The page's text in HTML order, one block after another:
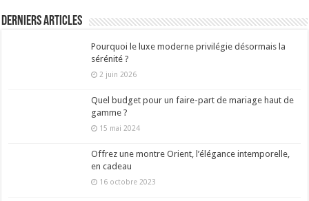
Derniers articles
Pourquoi le luxe moderne privilégie désormais la
sérénité ?
2 juin 2026
Quel budget pour un faire-part de mariage haut de
gamme ?
15 mai 2024
Offrez une montre Orient, l’élégance intemporelle,
en cadeau
16 octobre 2023